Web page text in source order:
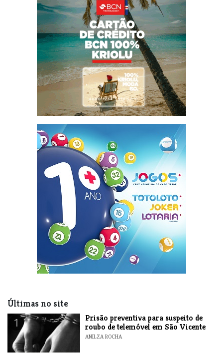
Últimas no site
1
Prisão preventiva para suspeito de
roubo de telemóvel em São Vicente
ANILZA ROCHA